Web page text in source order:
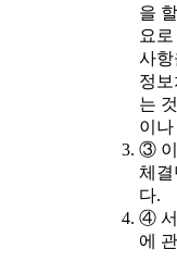
을
요
사항
정
는
이
③ 이
체
다.
④ 서
에